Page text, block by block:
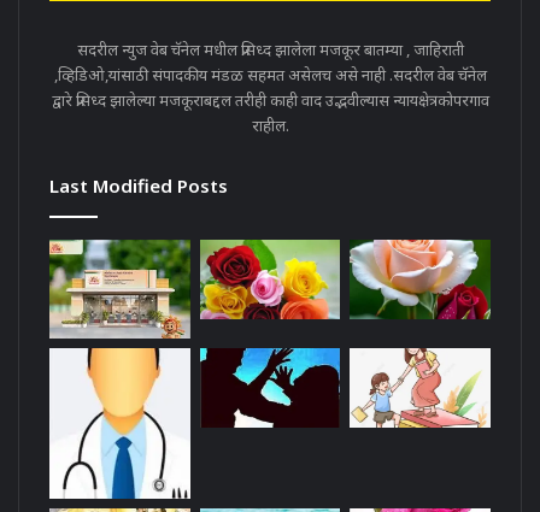
सदरील न्युज वेब चॅनेल मधील प्रसिध्द झालेला मजकूर बातम्या , जाहिराती
,व्हिडिओ,यांसाठी संपादकीय मंडळ सहमत असेलच असे नाही .सदरील वेब चॅनेल
द्वारे प्रसिध्द झालेल्या मजकूराबद्दल तरीही काही वाद उद्भवील्यास न्यायक्षेत्रकोपरगाव
राहील.
Last Modified Posts